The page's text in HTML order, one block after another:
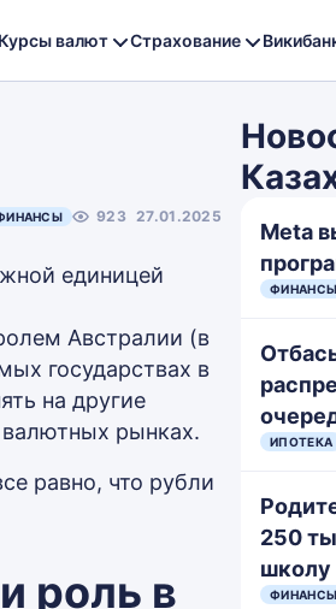
Курсы валют Страхование
923 27.01.2025
единицей
Австралии (в
государствах в
на другие
рынках.
равно, что рубли
роль в
Meta
ФИНАНСЫ
ИПОТЕКА
250
школу
ФИНАНСЫ